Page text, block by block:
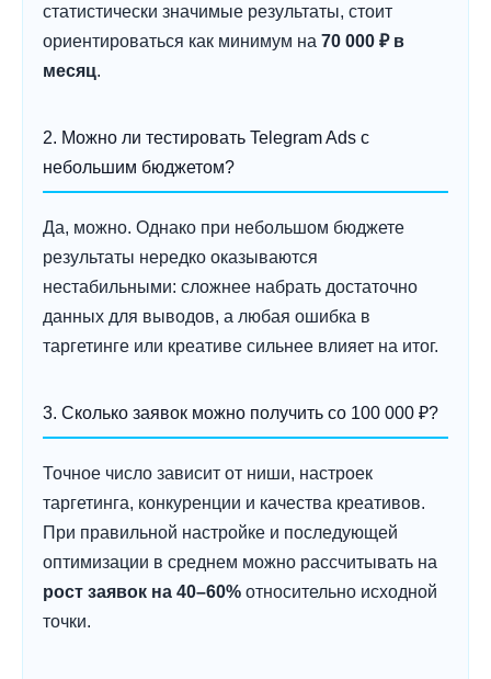
статистически значимые результаты, стоит
ориентироваться как минимум на 70 000 ₽ в
месяц.
2. Можно ли тестировать Telegram Ads с
небольшим бюджетом?
Да, можно. Однако при небольшом бюджете
результаты нередко оказываются
нестабильными: сложнее набрать достаточно
данных для выводов, а любая ошибка в
таргетинге или креативе сильнее влияет на итог.
3. Сколько заявок можно получить со 100 000 ₽?
Точное число зависит от ниши, настроек
таргетинга, конкуренции и качества креативов.
При правильной настройке и последующей
оптимизации в среднем можно рассчитывать на
рост заявок на 40–60% относительно исходной
точки.